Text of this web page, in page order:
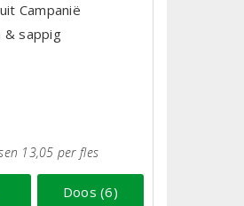
Campanië
& sappig
13,05 per fles
Doos (6)